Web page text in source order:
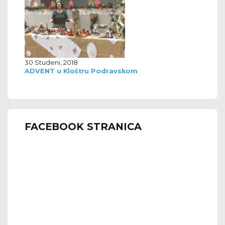
30 Studeni, 2018
ADVENT u Kloštru Podravskom
FACEBOOK STRANICA